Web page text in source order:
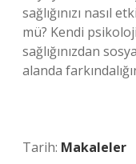
sağlığınızı nasıl
mü? Kendi
sağlığınızdan
alanda
Tarih: Makaleler